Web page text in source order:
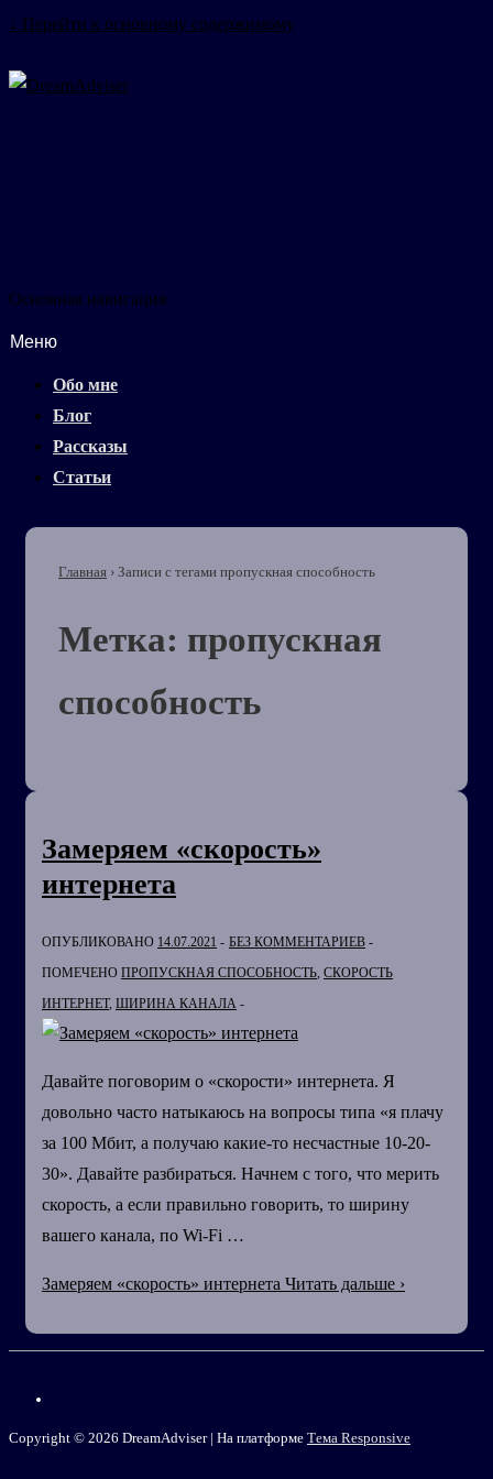
↓ Перейти к основному содержимому
Основная навигация
Меню
Обо мне
Блог
Рассказы
Статьи
Главная › Записи с тегами пропускная способность
Метка: пропускная
способность
Замеряем «скорость»
интернета
ОПУБЛИКОВАНО 14.07.2021
БЕЗ КОММЕНТАРИЕВ
ПОМЕЧЕНО ПРОПУСКНАЯ СПОСОБНОСТЬ, СКОРОСТЬ
ИНТЕРНЕТ, ШИРИНА КАНАЛА
Давайте поговорим о «скорости» интернета. Я
довольно часто натыкаюсь на вопросы типа «я плачу
за 100 Мбит, а получаю какие-то несчастные 10-20-
30». Давайте разбираться. Начнем с того, что мерить
скорость, а если правильно говорить, то ширину
вашего канала, по Wi-Fi …
Замеряем «скорость» интернета Читать дальше ›
Copyright © 2026 DreamAdviser | На платформе Тема Responsive